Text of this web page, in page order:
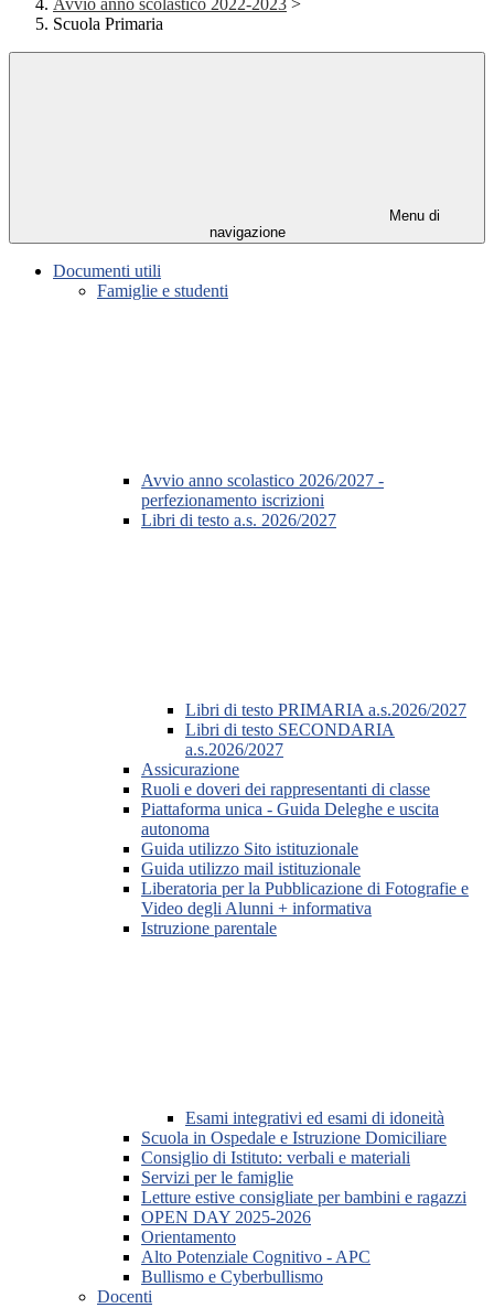
Avvio anno scolastico 2022-2023 >
Scuola Primaria
Menu di
navigazione
Documenti utili
Famiglie e studenti
Avvio anno scolastico 2026/2027 -
perfezionamento iscrizioni
Libri di testo a.s. 2026/2027
Libri di testo PRIMARIA a.s.2026/2027
Libri di testo SECONDARIA
a.s.2026/2027
Assicurazione
Ruoli e doveri dei rappresentanti di classe
Piattaforma unica - Guida Deleghe e uscita
autonoma
Guida utilizzo Sito istituzionale
Guida utilizzo mail istituzionale
Liberatoria per la Pubblicazione di Fotografie e
Video degli Alunni + informativa
Istruzione parentale
Esami integrativi ed esami di idoneità
Scuola in Ospedale e Istruzione Domiciliare
Consiglio di Istituto: verbali e materiali
Servizi per le famiglie
Letture estive consigliate per bambini e ragazzi
OPEN DAY 2025-2026
Orientamento
Alto Potenziale Cognitivo - APC
Bullismo e Cyberbullismo
Docenti